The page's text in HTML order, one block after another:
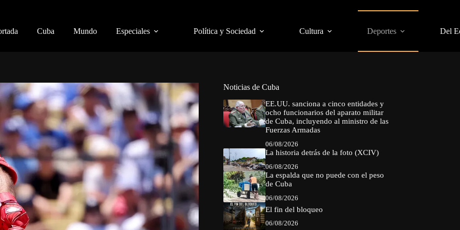
Cuba Mundo Especiales Política y Sociedad Cultura Deportes Del
Noticias de Cuba
EE.UU. sanciona a cinco entidades y
ocho funcionarios del aparato militar
de Cuba, incluyendo al ministro de las
Fuerzas Armadas
06/08/2026
La historia detrás de la foto (XCIV)
06/08/2026
La espalda que no puede con el peso
de Cuba
06/08/2026
El fin del bloqueo
06/08/2026